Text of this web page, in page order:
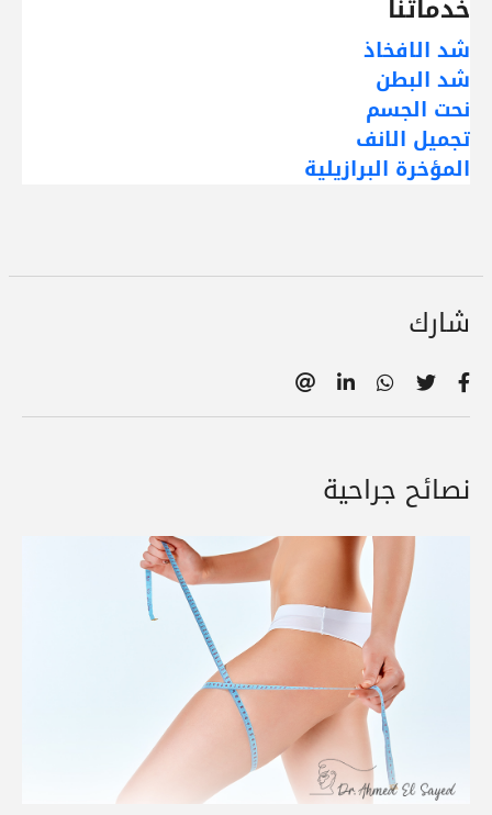
شد الافخاذ
شد البطن
نحت الجسم
تجميل الانف
المؤخرة البرازيلية
شارك
نصائح جراحية